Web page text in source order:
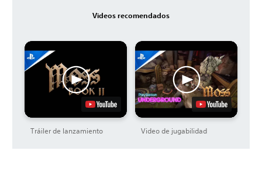
Videos recomendados
Tráiler de lanzamiento Video de jugabilidad